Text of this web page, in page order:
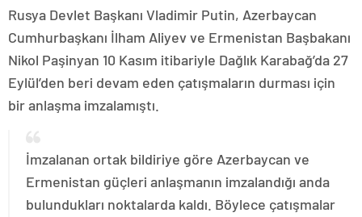
Rusya Devlet Başkanı Vladimir Putin, Azerbaycan
Cumhurbaşkanı İlham Aliyev ve Ermenistan Başbakanı
Nikol Paşinyan 10 Kasım itibariyle Dağlık Karabağ’da 27
Eylül’den beri devam eden çatışmaların durması için
bir anlaşma imzalamıştı.
İmzalanan ortak bildiriye göre Azerbaycan ve
Ermenistan güçleri anlaşmanın imzalandığı anda
bulundukları noktalarda kaldı. Böylece çatışmalar